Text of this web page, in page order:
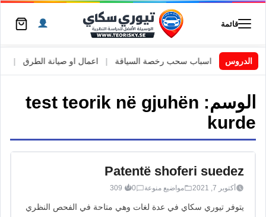
قائمة
الدروس
السويد | اسباب سحب رخصة السياقة اعمال او صيانة الطرق
الوسم: test teorik në gjuhën
kurde
Patentë shoferi suedez
أكتوبر 7, 2021 مواضيع منوعة 0
309
يتوفر تيوري سكاي في عدة لغات وهي متاحة في الفحص النظري